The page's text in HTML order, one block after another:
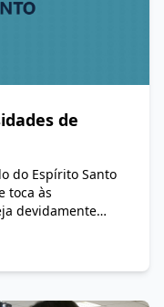
de
do Espírito Santo
toca às
devidamente
Estado do Espírito